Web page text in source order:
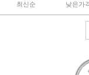
최신순 낮은가